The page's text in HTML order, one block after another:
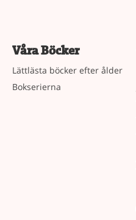
Våra Böcker
Lättlästa böcker efter ålder
Bokserierna